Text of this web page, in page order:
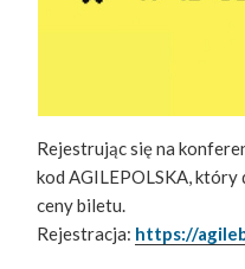
Rejestrując się na
kod AGILEPOLSKA, który
ceny biletu.
Rejestracja: https://